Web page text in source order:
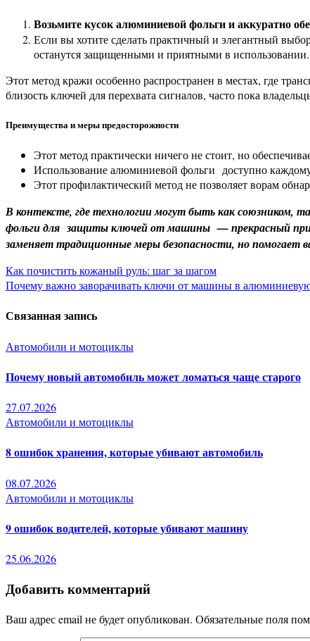
Возьмите кусок алюминиевой фольги и аккуратно
Если вы хотите сделать практичный и элегантный
останутся защищенными и приятными в использовании.
Этот метод кражи особенно распространен в местах, где
близость ключей для перехвата сигналов, часто пока
Преимущества и меры предосторожности
Этот метод практически ничего не стоит, но
Использование алюминиевой фольги доступно
Этот профилактический метод не позволяет ворам
В контексте, где технологии могут быть как союзником,
фольги длязащиты ключей от машины — прекрасный
заменяет традиционные меры безопасности, но помогает
Навигация
по
записям
Как почистить кожаный руль: шаг за шагом
Почему важно заворачивать ключи от машины в
Связанная запись
Автомобили и мотоциклы
Почему новый автомобиль может ломаться чаще старого
27.07.2026
Автомобили и мотоциклы
8 ошибок хранения, которые убивают автомобиль
08.07.2026
Автомобили и мотоциклы
9 ошибок водителей, которые убивают машину
25.06.2026
Добавить комментарий
Ваш адрес email не будет опубликован. Обязательные поля